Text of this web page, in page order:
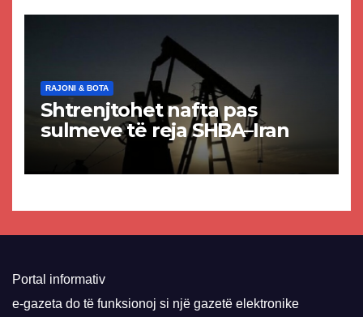
RAJONI & BOTA
Shtrenjtohet nafta pas
sulmeve të reja SHBA–Iran
Portal informativ
e-gazeta do të funksionoj si një gazetë elektronike